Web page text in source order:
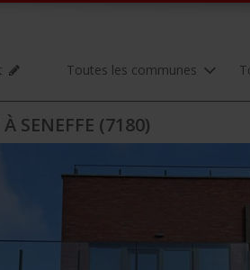
Toutes les communes
SENEFFE (7180)